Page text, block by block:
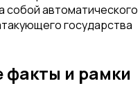
собой автоматического
государства
и рамки